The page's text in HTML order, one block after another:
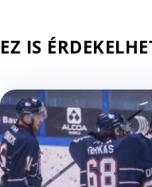
EZ IS